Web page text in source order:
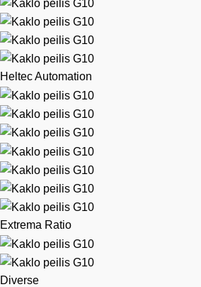
Heltec Automation
Extrema Ratio
Diverse